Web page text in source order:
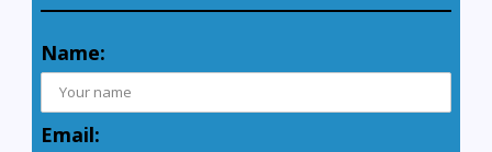
Name:
Email: